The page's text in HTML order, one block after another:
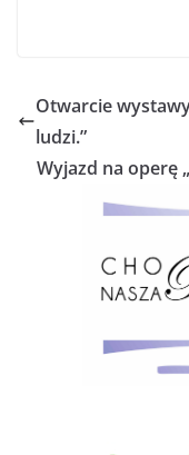
Otwarcie
ludzi.”
Wyjazd na operę